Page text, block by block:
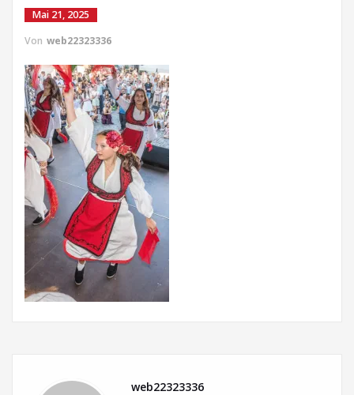
Mai 21, 2025
Von web22323336
web22323336